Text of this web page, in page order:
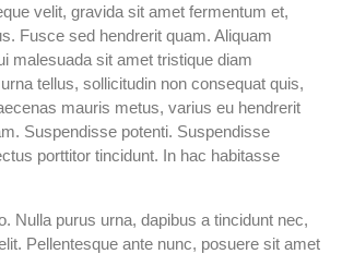
velit, gravida sit amet fermentum et,
Fusce sed hendrerit quam. Aliquam
malesuada sit amet tristique diam
tellus, sollicitudin non consequat quis,
mauris metus, varius eu hendrerit
Suspendisse potenti. Suspendisse
porttitor tincidunt. In hac habitasse
Nulla purus urna, dapibus a tincidunt nec,
Pellentesque ante nunc, posuere sit amet